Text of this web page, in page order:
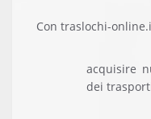
Con traslochi-
acquisire
dei